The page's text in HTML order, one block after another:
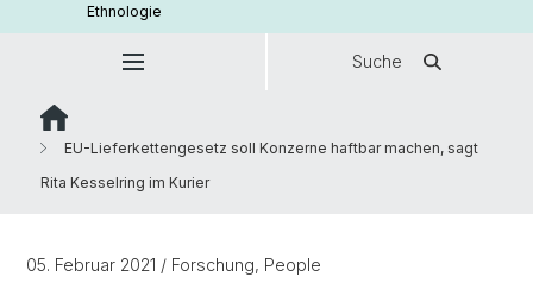
Ethnologie
Suche
EU-Lieferkettengesetz soll Konzerne haftbar machen, sagt
Rita Kesselring im Kurier
05. Februar 2021 / Forschung, People